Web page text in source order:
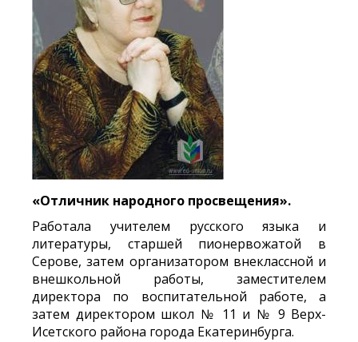
«Отличник народного просвещения».
Работала учителем русского языка и
литературы, старшей пионервожатой в
Серове, затем организатором внеклассной и
внешкольной работы, заместителем
директора по воспитательной работе, а
затем директором школ № 11 и № 9 Верх-
Исетского района города Екатеринбурга.